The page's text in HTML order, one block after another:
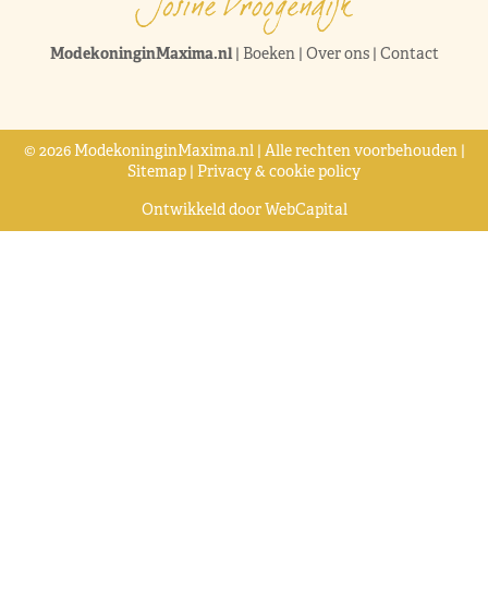
ModekoninginMaxima.nl| Boeken| Over ons| Contact
© 2026 ModekoninginMaxima.nl | Alle rechten voorbehouden |
Sitemap | Privacy & cookie policy
Ontwikkeld doorWebCapital